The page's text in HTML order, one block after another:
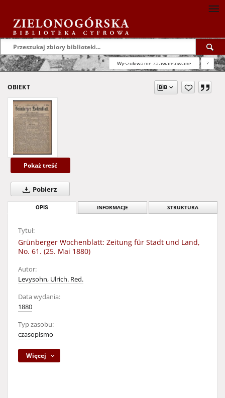
Wyszukiwanie zaawansowane ?
OBIEKT
Pokaż treść
Pobierz
OPIS INFORMACJE STRUKTURA
Tytuł:
Grünberger Wochenblatt: Zeitung für Stadt und Land,
No. 61. (25. Mai 1880)
Autor:
Levysohn, Ulrich. Red.
Data wydania:
1880
Typ zasobu:
czasopismo
Więcej